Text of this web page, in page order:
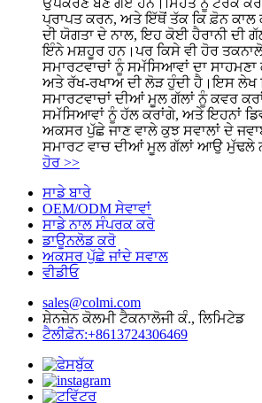
ਪ੍ਰਾਪਤ ਕਰਨ, ਅਤੇ ਇੱਥੋਂ ਤੱਕ ਕਿ ਫ਼ੋਨ ਕਾਲ
ਦੀ ਯੋਗਤਾ ਦੇ ਨਾਲ, ਇਹ ਕੋਈ ਹੈਰਾਨੀ ਦੀ
ਇੰਨੇ ਮਸ਼ਹੂਰ ਹਨ।ਪਰ ਕਿਸੇ ਵੀ ਹੋਰ
ਸਮਾਰਟਵਾਚਾਂ ਨੂੰ ਸਮੱਸਿਆਵਾਂ ਦਾ
ਅਤੇ ਰੱਖ-ਰਖਾਅ ਦੀ ਲੋੜ ਹੁੰਦੀ ਹੈ।ਇਸ ਲੇਖ
ਸਮਾਰਟਵਾਚਾਂ ਦੀਆਂ ਮੂਲ ਗੱਲਾਂ ਨੂੰ ਕਵਰ
ਸਮੱਸਿਆਵਾਂ ਨੂੰ ਹੱਲ ਕਰਾਂਗੇ, ਅਤੇ ਇਹਨਾਂ
ਅਕਸਰ ਪੁੱਛੇ ਜਾਣ ਵਾਲੇ ਕੁਝ ਸਵਾਲਾਂ ਦੇ
ਸਮਾਰਟ ਵਾਚ ਦੀਆਂ ਮੂਲ ਗੱਲਾਂ ਆਉ ਮੁੱਢਲੇ
ਹੋਰ >>
ਸਾਡੇ ਬਾਰੇ
OEM/ODM ਸੇਵਾਵਾਂ
ਸਾਡੇ ਨਾਲ ਸੰਪਰਕ ਕਰੋ
ਡਾਊਨਲੋਡ ਕਰੋ
ਅਕਸਰ ਪੁੱਛੇ ਜਾਂਦੇ ਸਵਾਲ
ਵੀਡੀਓ
sales@colmi.com
ਸ਼ੇਨਜ਼ੇਨ ਕੋਲਮੀ ਟੈਕਨਾਲੋਜੀ ਕੰ., ਲਿਮਿਟੇਡ
ਟੈਲੀਫ਼ੋਨ:+8613724306469